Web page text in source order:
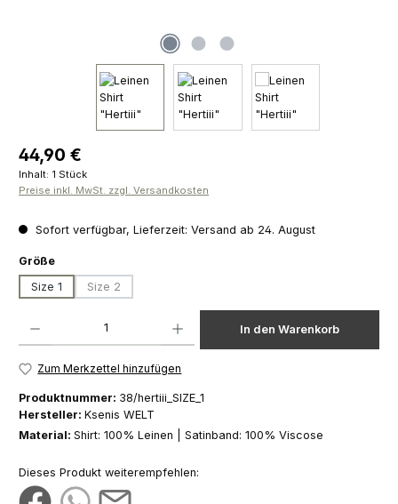
Regulärer Preis:
44,90 €
Inhalt: 1 Stück
Preise inkl. MwSt. zzgl. Versandkosten
Sofort verfügbar, Lieferzeit: Versand ab 24. August
Größeauswählen
Size 1
Size 2
(Diese Option ist zurzeit nicht verfügbar.)
In den Warenkorb
Zum Merkzettel hinzufügen
Produktnummer: 38/hertiii_SIZE_1
Hersteller: Ksenis WELT
Material: Shirt: 100% Leinen | Satinband: 100% Viscose
Dieses Produkt weiterempfehlen: